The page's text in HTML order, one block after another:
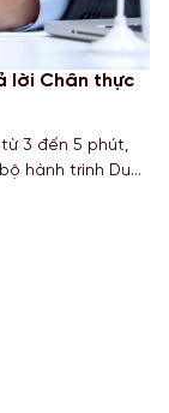
lời Chân thực
3 đến 5 phút,
hành trình Du